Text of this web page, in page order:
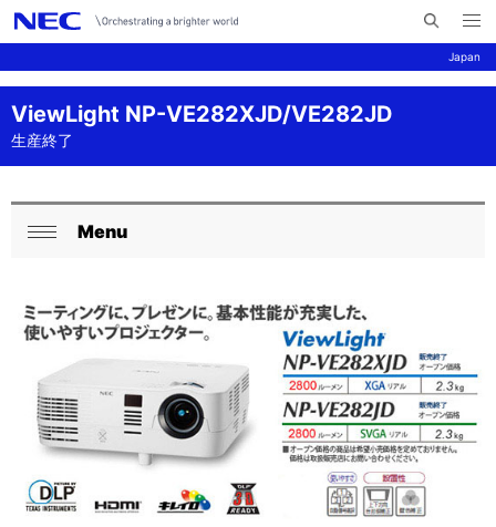
Japan
イ
ト
メ
ニ
ュ
ナ
ビ
ー
サ
イ
内
現
在
表
ViewLight NP-VE282XJD/VE282JD
生産終了
ロ
カ
ゲ
る
Menu